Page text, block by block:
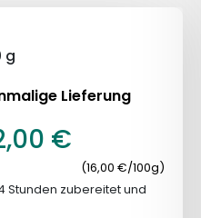
g
Lieferung
€
(16,00 €/100g)
Stunden zubereitet und